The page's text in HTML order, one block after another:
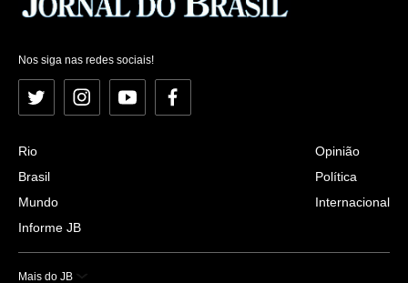
Nos siga nas redes sociais!
Twitter InstagramYouTubeFacebook
Rio
Brasil
Mundo
Informe JB
Opinião
Política
Internacional
Mais do JB